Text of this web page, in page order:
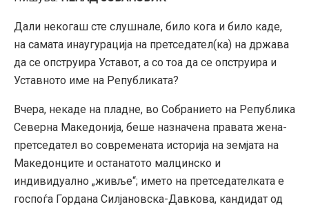
Дали некогаш сте слушнале, било кога и било каде,
на самата инаугурација на претседател(ка) на држава
да се опструира Уставот, а со тоа да се опструира и
Уставното име на Републиката?
Вчера, некаде на пладне, во Собранието на Република
Северна Македонија, беше назначена правата жена-
претседател во современата историја на земјата на
Македонците и останатото малцинско и
индивидуално „живље“; името на претседателката е
госпоѓа Гордана Силјановска-Давкова, кандидат од